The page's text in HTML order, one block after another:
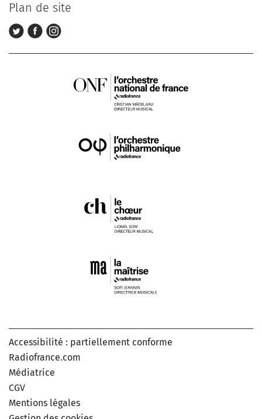
Plan de site
Accessibilité : partiellement conforme
Radiofrance.com
Médiatrice
CGV
Mentions légales